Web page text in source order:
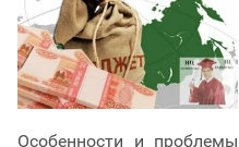
Особенности и проблемы